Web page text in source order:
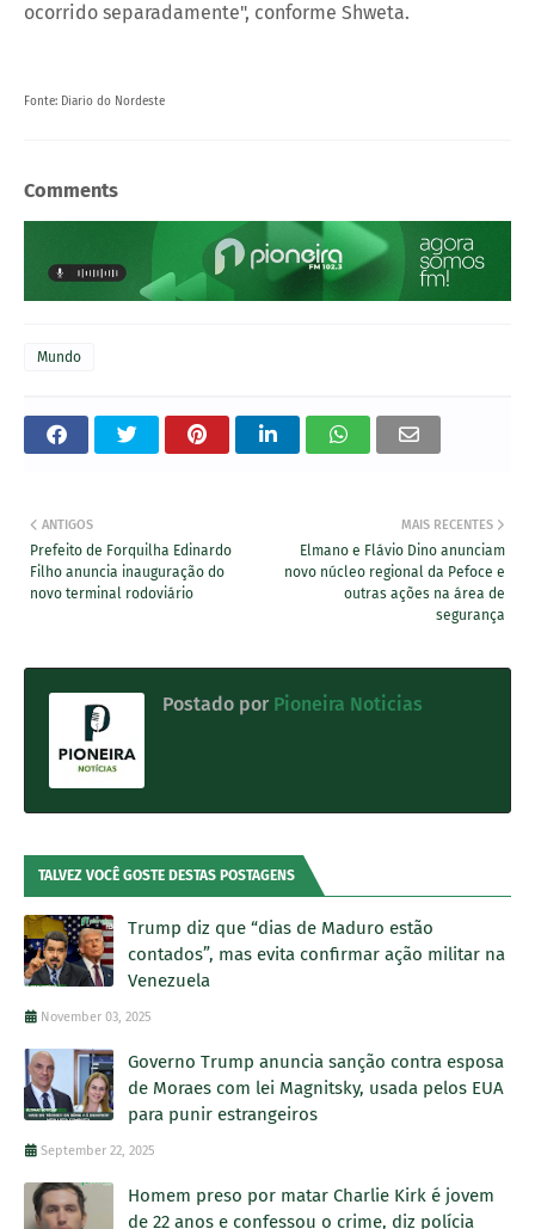
ocorrido separadamente", conforme Shweta.
Fonte: Diario do Nordeste
Comments
Mundo
MAIS RECENTES
Elmano e Flávio Dino anunciam
novo núcleo regional da Pefoce e
outras ações na área de
segurança
ANTIGOS
Prefeito de Forquilha Edinardo
Filho anuncia inauguração do
novo terminal rodoviário
Postado por Pioneira Noticias
TALVEZ VOCÊ GOSTE DESTAS POSTAGENS
Trump diz que “dias de Maduro estão
contados”, mas evita confirmar ação militar na
Venezuela
November 03, 2025
Governo Trump anuncia sanção contra esposa
de Moraes com lei Magnitsky, usada pelos EUA
para punir estrangeiros
September 22, 2025
Homem preso por matar Charlie Kirk é jovem
de 22 anos e confessou o crime, diz polícia